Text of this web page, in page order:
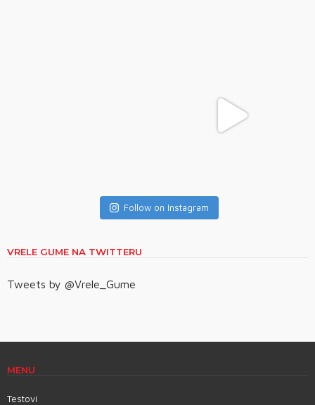
Follow on Instagram
VRELE GUME NA TWITTERU
Tweets by @Vrele_Gume
MENU
Testovi